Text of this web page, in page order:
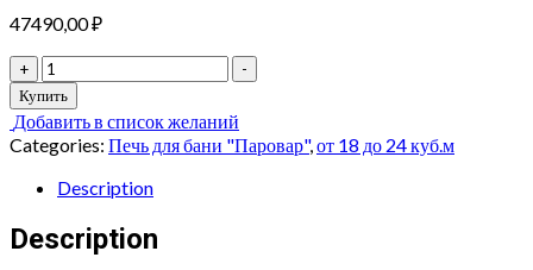
47490,00₽
+
Банная
печь
ПароВар
24
сетка-
ковка
quantity
-
Купить
Добавить в список желаний
Categories: Печь для бани "Паровар", от 18 до 24 куб.м
Description
Description